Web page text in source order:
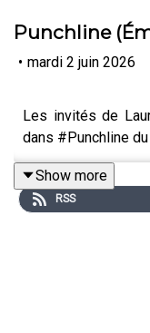
Punchline
• mardi 2 juin 2026
Les invités de
dans #Punchline
Show more
RSS